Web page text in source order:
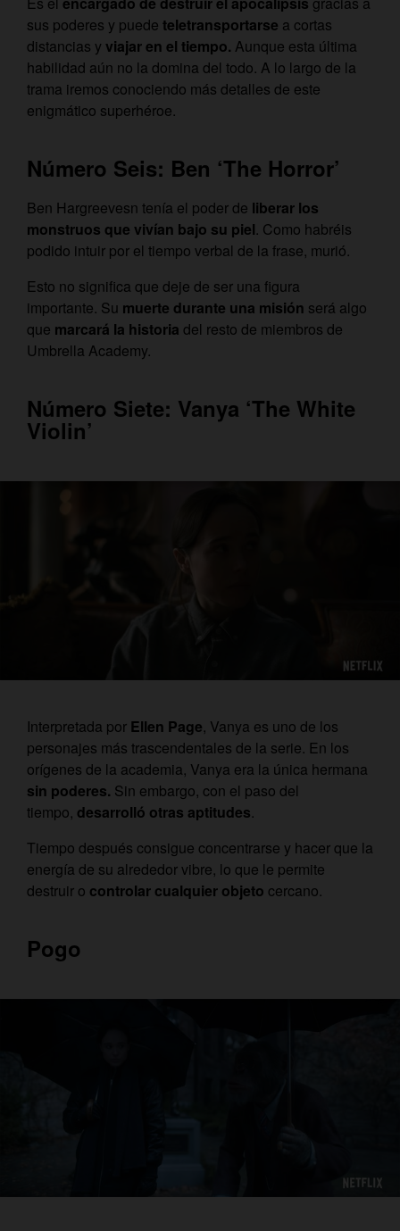
sus poderes y puede teletransportarse a cortas
distancias y viajar en el tiempo. Aunque esta última
habilidad aún no la domina del todo. A lo largo de la
trama iremos conociendo más detalles de este
enigmático superhéroe.
Número Seis: Ben ‘The Horror’
Ben Hargreevesn tenía el poder de liberar los
monstruos que vivían bajo su piel. Como habréis
podido intuir por el tiempo verbal de la frase, murió.
Esto no significa que deje de ser una figura
importante. Su muerte durante una misión será algo
que marcará la historia del resto de miembros de
Umbrella Academy.
Número Siete: Vanya ‘The White
Violin’
Interpretada por Ellen Page, Vanya es uno de los
personajes más trascendentales de la serie. En los
orígenes de la academia, Vanya era la única hermana
sin poderes. Sin embargo, con el paso del
tiempo, desarrolló otras aptitudes.
Tiempo después consigue concentrarse y hacer que la
energía de su alrededor vibre, lo que le permite
destruir o controlar cualquier objeto cercano.
Pogo